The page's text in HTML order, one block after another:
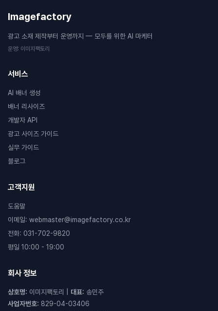
Imagefactory
광고 소재 제작부터 운영까지 — 모두를 위한 AI 마케터
운영: 이미지팩토리
서비스
AI 배너 생성
배너 리사이즈
개발자 API
광고 사이즈 가이드
실무 가이드
블로그
고객지원
도움말
이메일: webmaster@imagefactory.co.kr
전화: 031-702-9820
평일 10:00 - 19:00
회사 정보
상호명: 이미지팩토리 대표: 송민주
사업자번호: 829-04-03406